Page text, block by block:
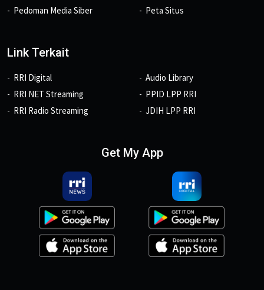
Pedoman Media Siber
Peta Situs
Link Terkait
RRI Digital
RRI NET Streaming
RRI Radio Streaming
Audio Library
PPID LPP RRI
JDIH LPP RRI
Get My App